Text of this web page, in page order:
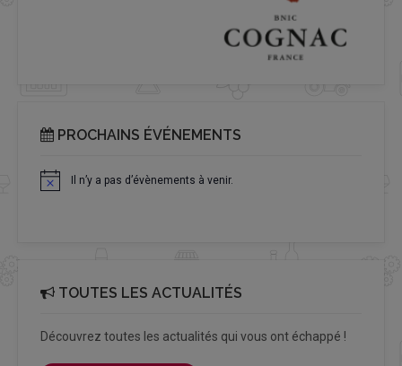
PROCHAINS ÉVÉNEMENTS
Notice Il n’y a pas d’évènements à venir.
TOUTES LES ACTUALITÉS
Découvrez toutes les actualités qui vous ont échappé !